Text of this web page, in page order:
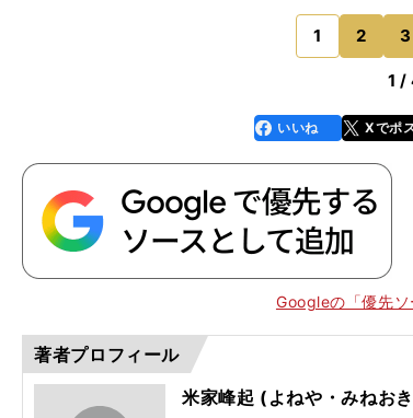
はみ出しが大きな事故につながった。結果、
いうチャンスをフイ
1 2 3
のページへ
1 /
faceboo
k
いいね Xでポ
Googleの「優先ソ
著者プロフィール
米家峰起 (よねや・みねお